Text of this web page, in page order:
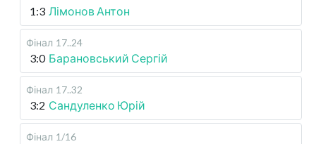
1:3 Лімонов Антон
Фінал 17..24
3:0 Барановський Сергій
Фінал 17..32
3:2 Сандуленко Юрій
Фінал 1/16